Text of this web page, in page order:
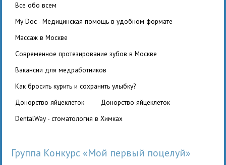
Все обо всем
My Doc - Медицинская помощь в удобном формате
Массаж в Москве
Современное протезирование зубов в Москве
вакансии для медработников
Как бросить курить и сохранить улыбку?
Донорство яйцеклеток
Донорство яйцеклеток
DentalWay - стоматология в Химках
Группа Конкурс «Мой первый поцелуй»